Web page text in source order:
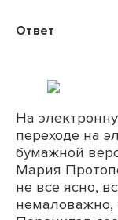
Ответ
На
переходе на
бумажной
Мария
не все ясно,
немаловажно,